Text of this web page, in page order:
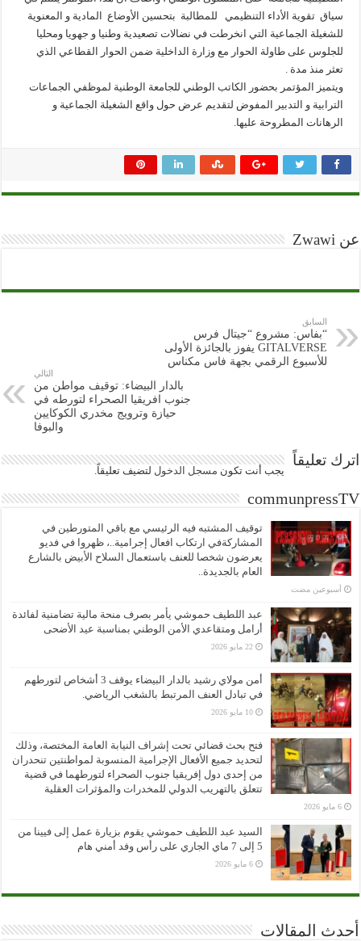
سياق تقوية الأداء التنظيمي للمطالبة بتحسين الأوضاع المادية و المعنوية
للشغيلة الجماعية التي انخرطت في نضالات تصعيدية وطنيا و جهويا ومحليا
للجلوس على طاولة الحوار مع وزارة الداخلية ضمن الحوار القطاعي الذي
تعثر منذ مدة .
ويتميز المؤتمر بحضور الكاتب الوطني للجامعة الوطنية لموظفي الجماعات
الترابية و التدبير المفوض لتقديم عرض حول واقع الشغيلة الجماعية و
الرهانات المطروحة عليها.
عن Zwawi
السابق
“بفاس: مشروع “جيتال فرس
GITALVERSE يفوز بالجائزة الأولى
للأسبوع الرقمي بجهة فاس مكناس
التالي
بالدار البيضاء: توقيف مواطن من
جنوب افريقيا الصحراء لتورطه في
حيازة وترويج مخدري الكوكايين
والبوفا
اترك تعليقاً
يجب أنت تكون مسجل الدخول لتضيف تعليقاً.
communpressTV
توقيف المشتبه فيه الرئيسي مع باقي المتورطين في
المشاركةفي ارتكاب افعال إجرامية..، ظهروا في فديو
يعرضون شخصا للعنف باستعمال السلاح الأبيض بالشارع
العام بالجديدة..
‏أسبوعين مضت
عبد اللطيف حموشي يأمر بصرف منحة مالية تضامنية لفائدة
أرامل ومتقاعدي الأمن الوطني بمناسبة عيد الأضحى
22 مايو 2026
أمن مولاي رشيد بالدار البيضاء يوقف 3 أشخاص لتورطهم
في تبادل العنف المرتبط بالشغب الرياضي.
10 مايو 2026
فتح بحث قضائي تحت إشراف النيابة العامة المختصة، وذلك
لتحديد جميع الأفعال الإجرامية المنسوبة لمواطنتين تنحدران
من إحدى دول إفريقيا جنوب الصحراء لتورطهما في قضية
تتعلق بالتهريب الدولي للمخدرات والمؤثرات العقلية
6 مايو 2026
السيد عبد اللطيف حموشي يقوم بزيارة عمل إلى فيينا من
5 إلى 7 ماي الجاري على رأس وفد أمني هام
6 مايو 2026
أحدث المقالات